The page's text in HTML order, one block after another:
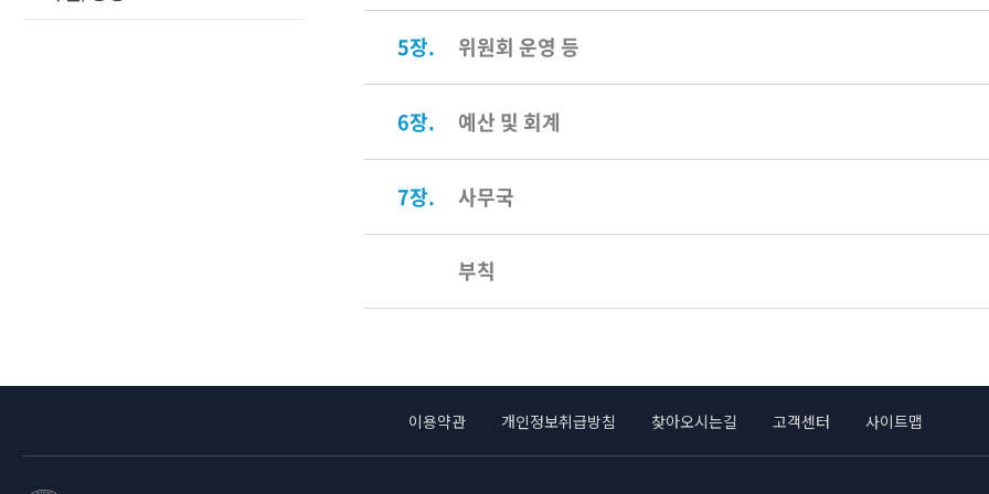
5장. 위원회 운영 등
6장. 예산 및 회계
7장. 사무국
부칙
이용약관 개인정보취급방침 찾아오시는길 고객센터 사이트맵